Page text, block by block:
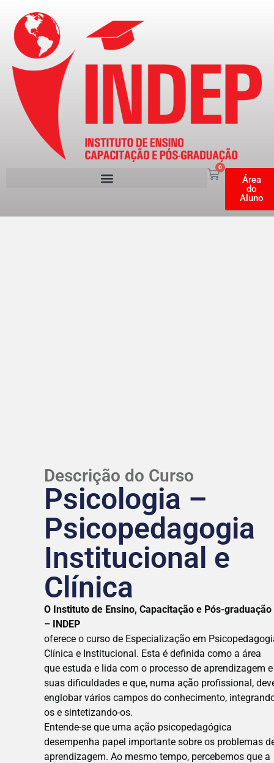
0
Área
do
Aluno
Descrição do Curso
Psicologia –
Psicopedagogia
Institucional e
Clínica
O Instituto de Ensino, Capacitação e Pós-graduação
– INDEP
oferece o curso de Especialização em
Clínica e Institucional. Esta é definida como a área
que estuda e lida com o processo de aprendizagem e
suas dificuldades e que, numa ação profissional,
englobar vários campos do conhecimento,
os e sintetizando-os.
Entende-se que uma ação psicopedagógica
desempenha papel importante sobre os problemas
aprendizagem. Ao mesmo tempo, percebemos que a